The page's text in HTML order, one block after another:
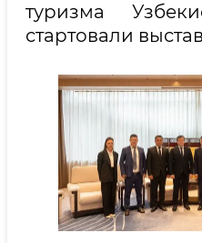
туризма
стартовали